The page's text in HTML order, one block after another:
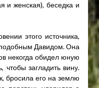
и женская), беседка и
этого источника,
Давидом. Она
некогда обидел юную
чтобы загладить вину.
бросила его на землю